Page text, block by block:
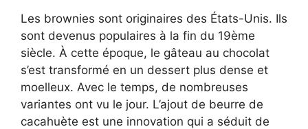
Les brownies sont originaires des États-Unis. Ils
sont devenus populaires à la fin du 19ème
siècle. À cette époque, le gâteau au chocolat
s’est transformé en un dessert plus dense et
moelleux. Avec le temps, de nombreuses
variantes ont vu le jour. L’ajout de beurre de
cacahuète est une innovation qui a séduit de